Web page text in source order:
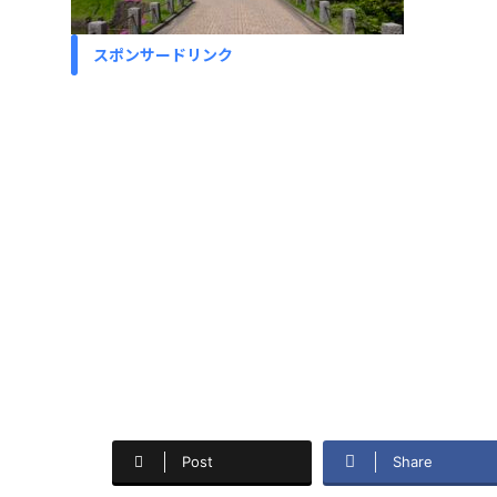
スポンサードリンク
Post Share